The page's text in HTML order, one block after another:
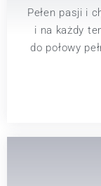
Pełen pasji i
i na każdy
do połowy